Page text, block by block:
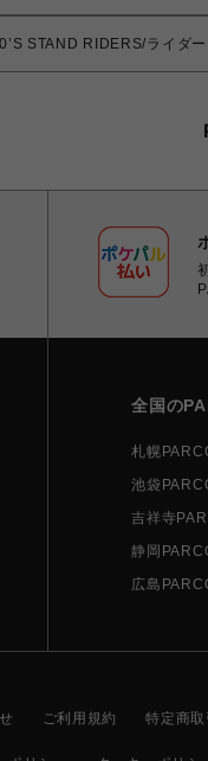
STAND RIDERS/ライダー
全国の
札幌
池袋
吉祥寺
静岡
広島
ご利用規約 特定商